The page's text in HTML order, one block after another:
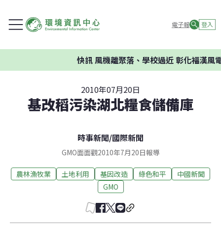
電子報 登入
快訊風機離聚落、學校過近 彰化福漢風
2010年07月20日
基改稻污染湖北糧食儲備庫
時事新聞/國際新聞
GMO面面觀2010年7月20日報導
農林漁牧業 土地利用 基因改造 綠色和平
中國新聞
GMO